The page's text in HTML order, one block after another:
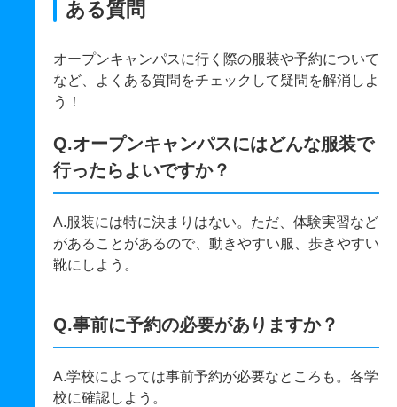
ある質問
オープンキャンパスに行く際の服装や予約について
など、よくある質問をチェックして疑問を解消しよ
う！
Q.オープンキャンパスにはどんな服装で
行ったらよいですか？
A.服装には特に決まりはない。ただ、体験実習など
があることがあるので、動きやすい服、歩きやすい
靴にしよう。
Q.事前に予約の必要がありますか？
A.学校によっては事前予約が必要なところも。各学
校に確認しよう。